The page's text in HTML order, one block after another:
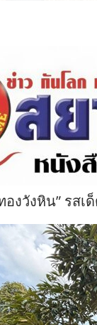
งวังหิน” รสเ